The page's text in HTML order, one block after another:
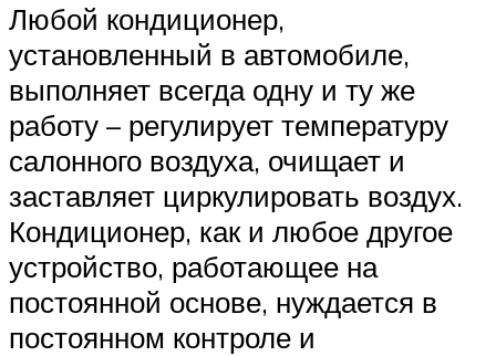
Любой кондиционер,
установленный в автомобиле,
выполняет всегда одну и ту же
работу – регулирует температуру
салонного воздуха, очищает и
заставляет циркулировать воздух.
Кондиционер, как и любое другое
устройство, работающее на
постоянной основе, нуждается в
постоянном контроле и